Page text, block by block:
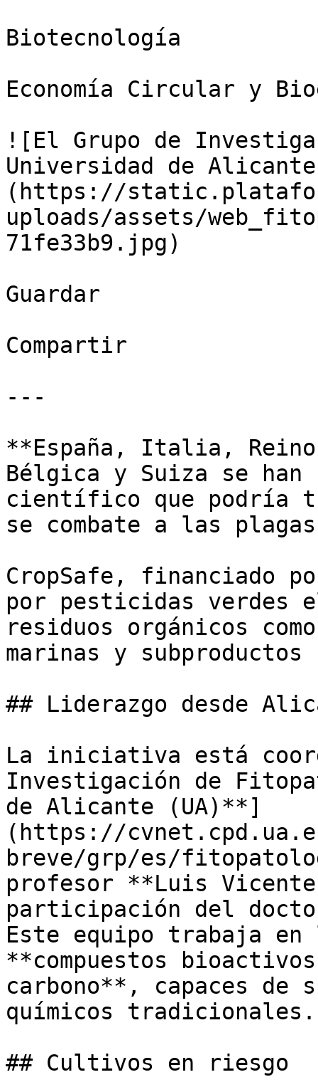
Biotecnología
Economía Circular y
![El Grupo de
Universidad de
(https://
uploads/assets/
71fe33b9.jpg)
Guardar
Compartir
---
**España, Italia, Reino
Bélgica y Suiza se han
científico que podría
se combate a las
CropSafe, financiado
por pesticidas verdes
residuos orgánicos
marinas y
## Liderazgo desde
La iniciativa está
Investigación de
de Alicante (UA)**]
(https://
breve/grp/es/
profesor **Luis
participación del
Este equipo trabaja en
**compuestos
carbono**, capaces
químicos tradicionales.
## Cultivos en riesgo